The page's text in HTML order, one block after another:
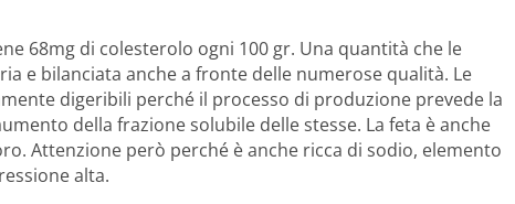
68mg di colesterolo ogni 100 gr. Una quantità che le
e bilanciata anche a fronte delle numerose qualità. Le
digeribili perché il processo di produzione prevede la
della frazione solubile delle stesse. La feta è anche
Attenzione però perché è anche ricca di sodio, elemento
alta.